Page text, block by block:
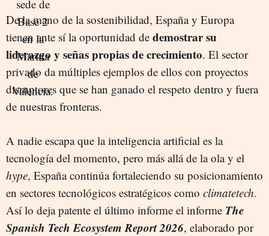
De la mano de la sostenibilidad, España y Europa
tienen ante sí la oportunidad de demostrar su
liderazgo y señas propias de crecimiento. El sector
privado da múltiples ejemplos de ellos con proyectos
disruptores que se han ganado el respeto dentro y fuera
de nuestras fronteras.
A nadie escapa que la inteligencia artificial es la
tecnología del momento, pero más allá de la ola y el
hype, España continúa fortaleciendo su posicionamiento
en sectores tecnológicos estratégicos como climatetech.
Así lo deja patente el último informe el informe The
Spanish Tech Ecosystem Report 2026, elaborado por